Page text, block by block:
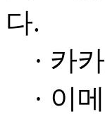
다.
· 카
· 이